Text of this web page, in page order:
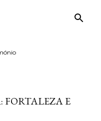
FORTALEZA E